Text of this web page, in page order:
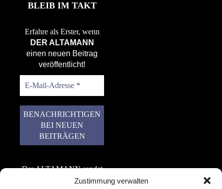
Zustimmung verwalten
BLEIB IM TAKT
Erfahre als Erster, wenn
DER ALTAMANN
einen neuen Beitrag
veröffentlicht!
Der ALTAMANN sendet
keinen Spam! Er gibt